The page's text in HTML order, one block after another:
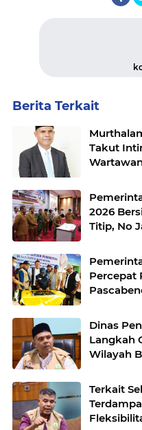
Berita Terkait
Takut
2026
Titip, No
Percepat
Dinas
Langkah
Wilayah
Terkait